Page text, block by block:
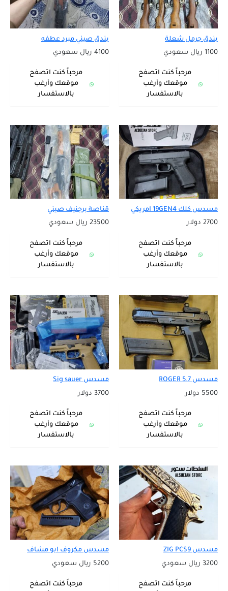
بندق جرمل شعلة
1100 ريال سعودي
مرحباً كنت اتصفح
موقعك وأرغب
بالاستفسار
بندق صيني مبرد عطفه
4100 ريال سعودي
مرحباً كنت اتصفح
موقعك وأرغب
بالاستفسار
مسدس كلك 19GEN4 امريكي
2700 دولار
مرحباً كنت اتصفح
موقعك وأرغب
بالاستفسار
قناصة برجنيف صيني
23500 ريال سعودي
مرحباً كنت اتصفح
موقعك وأرغب
بالاستفسار
مسدس ROGER 5.7
5500 دولار
مرحباً كنت اتصفح
موقعك وأرغب
بالاستفسار
مسدس Sig sauer
3700 دولار
مرحباً كنت اتصفح
موقعك وأرغب
بالاستفسار
مسدس ZIG PCS9
3200 ريال سعودي
مرحباً كنت اتصفح
مسدس مكروف ابو مشاف
5200 ريال سعودي
مرحباً كنت اتصفح